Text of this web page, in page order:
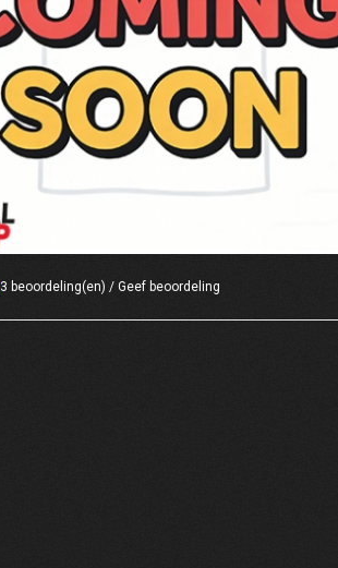
3 beoordeling(en) / Geef beoordeling